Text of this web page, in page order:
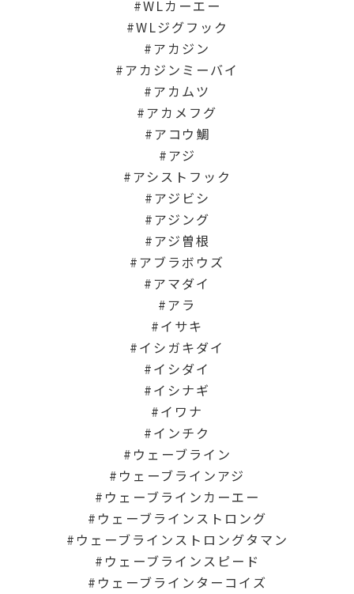
WLカーエー
WLジグフック
アカジン
アカジンミーバイ
アカムツ
アカメフグ
アコウ鯛
アジ
アシストフック
アジビシ
アジング
アジ曽根
アブラボウズ
アマダイ
アラ
イサキ
イシガキダイ
イシダイ
イシナギ
イワナ
インチク
ウェーブライン
ウェーブラインアジ
ウェーブラインカーエー
ウェーブラインストロング
ウェーブラインストロングタマン
ウェーブラインスピード
ウェーブラインターコイズ